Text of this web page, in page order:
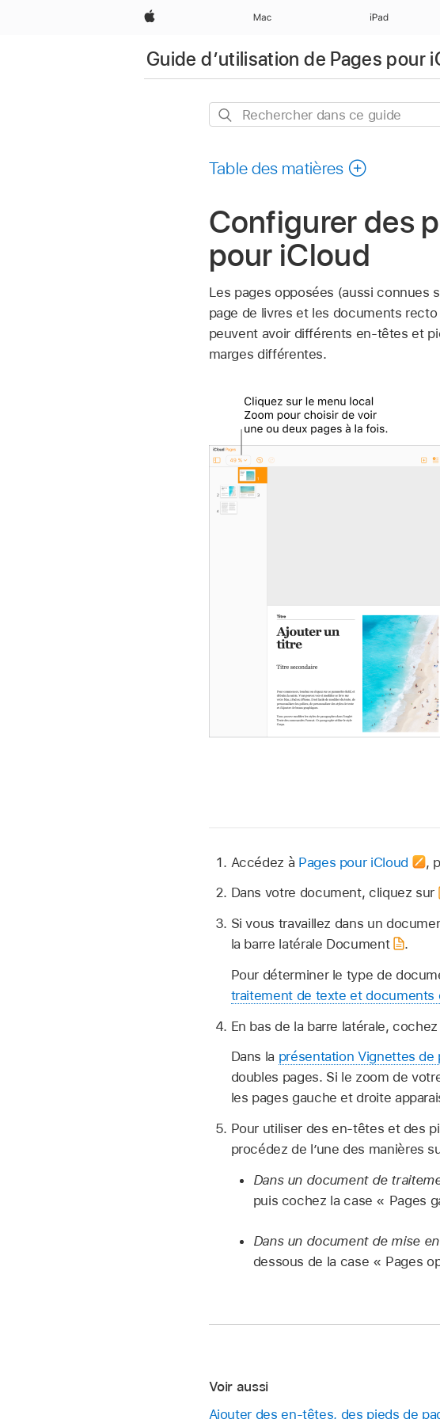
Apple Mac iPad
Guide d’utilisation de Pages pour
Rechercher
guide
Table des matières
Configurer des
pour iCloud
Les pages opposées (aussi connues
page de livres et les documents
peuvent avoir différents en-têtes et
marges différentes.
Accédez à Pages pour iCloud ,
Dans votre document, cliquez sur
Si vous travaillez dans un
la barre latérale Document
.
Pour déterminer le type de
traitement de texte et documents
En bas de la barre latérale,
Dans la présentation Vignettes de
doubles pages. Si le zoom de
les pages gauche et droite
Pour utiliser des en-têtes et des
procédez de l’une des manières
Dans un document de
puis cochez la case « Pages
Dans un document de mise
dessous de la case « Pages
Voir aussi
Ajouter des en-têtes, des pieds de